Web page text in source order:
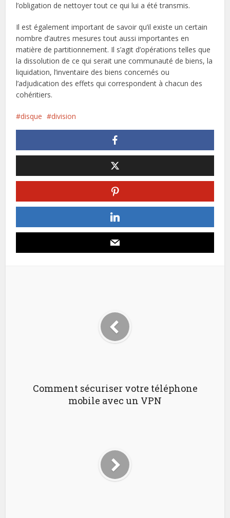
l’obligation de nettoyer tout ce qui lui a été transmis.
Il est également important de savoir qu’il existe un certain
nombre d’autres mesures tout aussi importantes en
matière de partitionnement. Il s’agit d’opérations telles que
la dissolution de ce qui serait une communauté de biens, la
liquidation, l’inventaire des biens concernés ou
l’adjudication des effets qui correspondent à chacun des
cohéritiers.
disque division
Comment sécuriser votre téléphone
mobile avec un VPN